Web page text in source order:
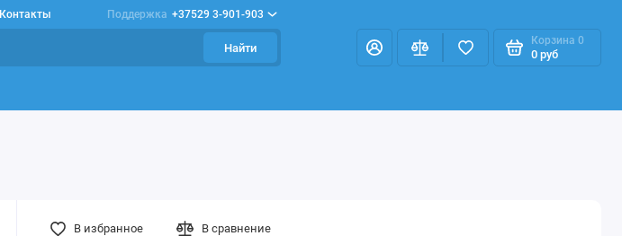
Контакты Поддержка +37529 3-901-903
Найти
Корзина 0
0 руб
В избранное В сравнение